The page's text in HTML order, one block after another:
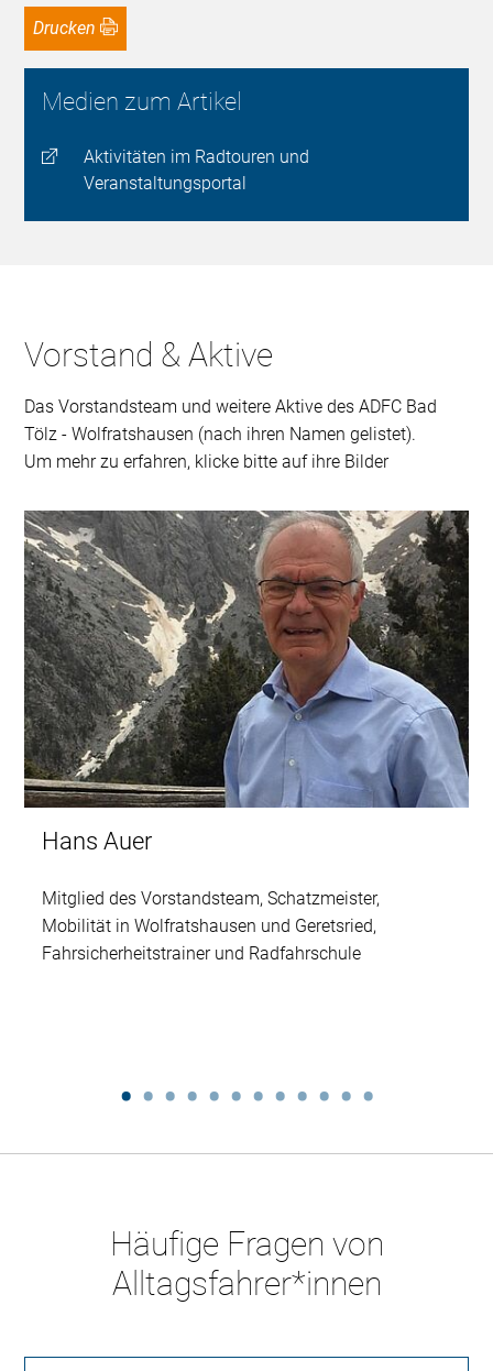
Drucken
Medien zum Artikel
Aktivitäten im Radtouren und
Veranstaltungsportal
Vorstand & Aktive
Das Vorstandsteam und weitere Aktive des ADFC Bad
Tölz - Wolfratshausen (nach ihren Namen gelistet).
Um mehr zu erfahren, klicke bitte auf ihre Bilder
Hans Auer
Mitglied des Vorstandsteam, Schatzmeister,
Mobilität in Wolfratshausen und Geretsried,
Fahrsicherheitstrainer und Radfahrschule
Häufige Fragen von
Alltagsfahrer*innen